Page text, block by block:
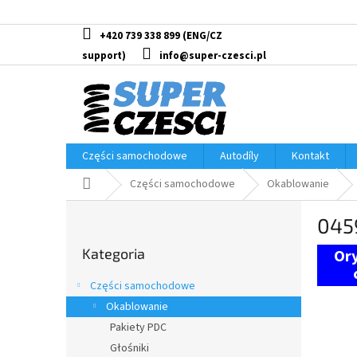
do
+420 739 338 899
info@super-czesci.pl
Części samochodowe Autodíly Kontakt
Home Części samochodowe Okablowanie
b
o
kategorie
Kategoria
Części samochodowe
Okablowanie
Pakiety PDC
Głośniki